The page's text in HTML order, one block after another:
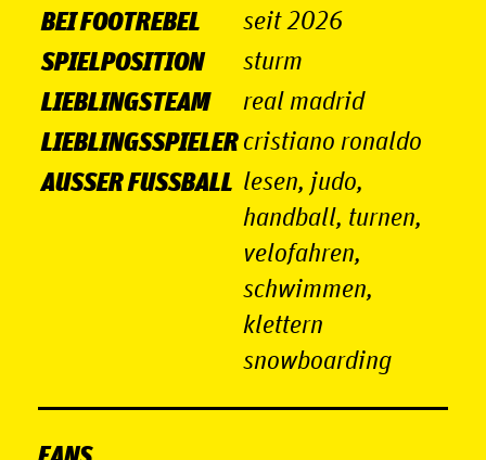
BEI FOOTREBEL seit 2026
SPIELPOSITION sturm
LIEBLINGSTEAM real madrid
LIEBLINGSSPIELERcristiano ronaldo
AUSSER FUSSBALL lesen, judo,
handball, turnen,
velofahren,
schwimmen,
klettern
snowboarding